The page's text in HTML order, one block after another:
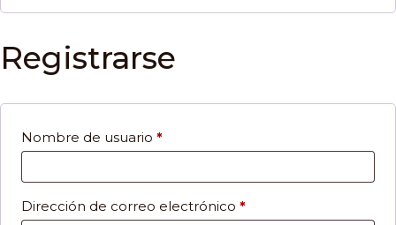
Registrarse
Nombre de usuario *
Dirección de correo electrónico *